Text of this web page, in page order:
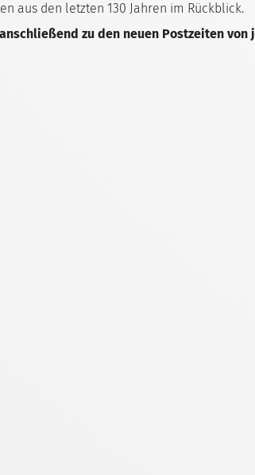
aus den letzten 130 Jahren im Rückblick.
anschließend zu den neuen Postzeiten von